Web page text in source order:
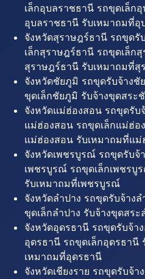
เล็กอุบลราชธานี รถขุดเล็ก
อุบลราชธานี รับเหมาถมที่อุ
จังหวัดสุราษฎร์ธานี รถขุดรั
เล็กสุราษฎร์ธานี รถขุดเล็ก
สุราษฎร์ธานี รับเหมาถมที่สุ
จังหวัดชัยภูมิ รถขุดรับจ้าง
ขุดเล็กชัยภูมิ รับจ้างขุดสร
จังหวัดแม่ฮ่องสอน รถขุดรับ
แม่ฮ่องสอน รถขุดเล็กแม่ฮ่อ
แม่ฮ่องสอน รับเหมาถมที่แม่
จังหวัดเพชรบูรณ์ รถขุดรับจ้
เพชรบูรณ์ รถขุดเล็กเพชรบู
รับเหมาถมที่เพชรบูรณ์
จังหวัดลำปาง รถขุดรับจ้าง
ขุดเล็กลำปาง รับจ้างขุดสร
จังหวัดอุดรธานี รถขุดรับจ้า
อุดรธานี รถขุดเล็กอุดรธานี
เหมาถมที่อุดรธานี
จังหวัดเชียงราย รถขุดรับจ้า